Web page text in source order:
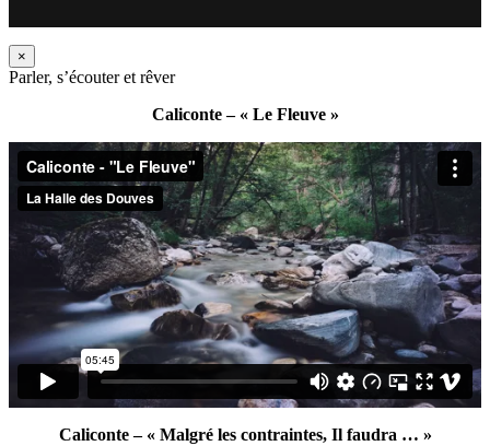
×
Parler, s’écouter et rêver
Caliconte – « Le Fleuve »
Caliconte – « Malgré les contraintes, Il faudra … »